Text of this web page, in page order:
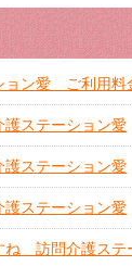
ョン愛 ご利用料
ステーション愛
ステーション愛
ステーション愛
ね 訪問介護ステ